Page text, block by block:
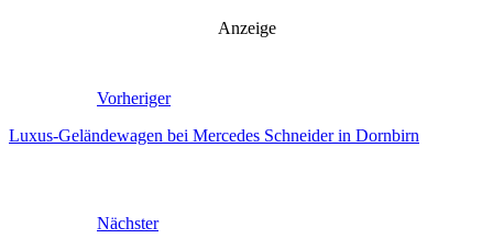
Anzeige
Vorheriger
Luxus-Geländewagen bei Mercedes Schneider in Dornbirn
Nächster